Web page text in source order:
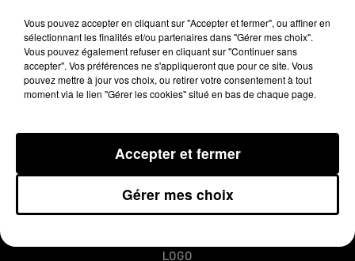
MENTIONS LÉGALES
CONDITIONS GÉNÉRALES D’UTILISATION
LOGO
Vous pouvez accepter en cliquant sur "Accepter et fermer", ou affiner en
sélectionnant les finalités et/ou partenaires dans "Gérer mes choix".
Vous pouvez également refuser en cliquant sur "Continuer sans
accepter". Vos préférences ne s'appliqueront que pour ce site. Vous
pouvez mettre à jour vos choix, ou retirer votre consentement à tout
moment via le lien "Gérer les cookies" situé en bas de chaque page.
Gérer mes choix
Accepter et fermer